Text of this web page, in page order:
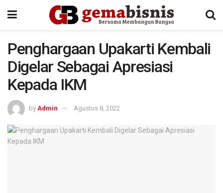
Penghargaan Upakarti Kembali
Digelar Sebagai Apresiasi
Kepada IKM
by Admin Agustus 8, 2022